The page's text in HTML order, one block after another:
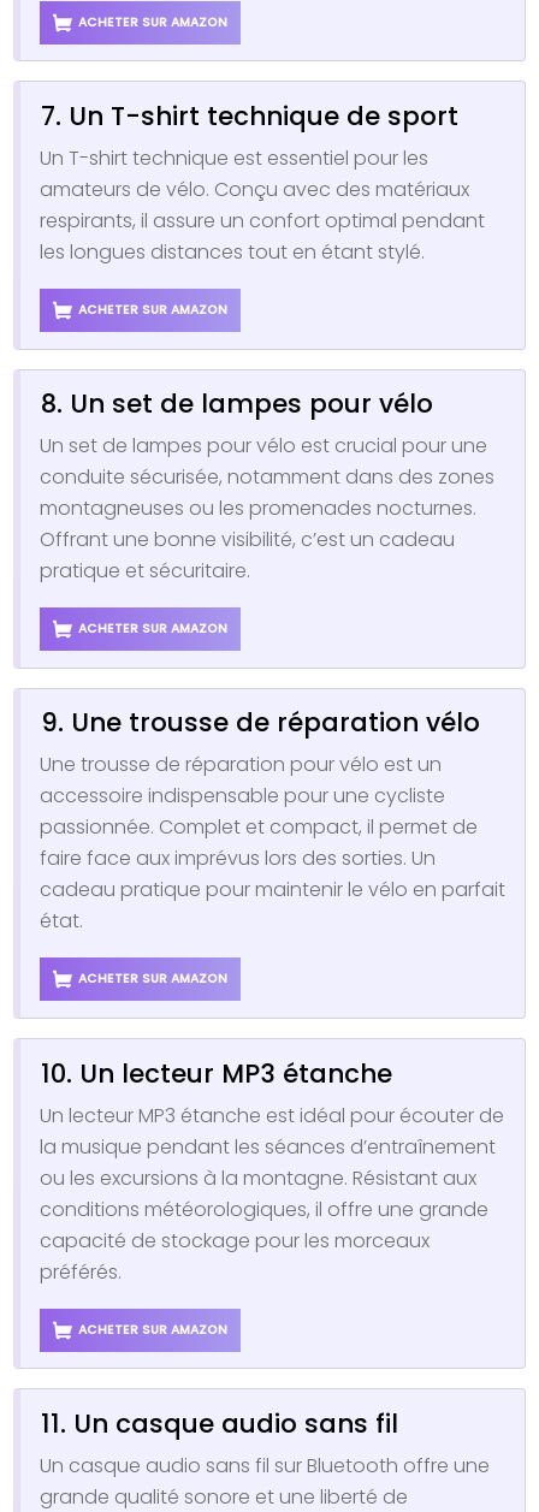
ACHETER SUR AMAZON
7. Un T-shirt technique de sport
Un T-shirt technique est essentiel pour les
amateurs de vélo. Conçu avec des matériaux
respirants, il assure un confort optimal pendant
les longues distances tout en étant stylé.
ACHETER SUR AMAZON
8. Un set de lampes pour vélo
Un set de lampes pour vélo est crucial pour une
conduite sécurisée, notamment dans des zones
montagneuses ou les promenades nocturnes.
Offrant une bonne visibilité, c’est un cadeau
pratique et sécuritaire.
ACHETER SUR AMAZON
9. Une trousse de réparation vélo
Une trousse de réparation pour vélo est un
accessoire indispensable pour une cycliste
passionnée. Complet et compact, il permet de
faire face aux imprévus lors des sorties. Un
cadeau pratique pour maintenir le vélo en parfait
état.
ACHETER SUR AMAZON
10. Un lecteur MP3 étanche
Un lecteur MP3 étanche est idéal pour écouter de
la musique pendant les séances d’entraînement
ou les excursions à la montagne. Résistant aux
conditions météorologiques, il offre une grande
capacité de stockage pour les morceaux
préférés.
ACHETER SUR AMAZON
11. Un casque audio sans fil
Un casque audio sans fil sur Bluetooth offre une
grande qualité sonore et une liberté de